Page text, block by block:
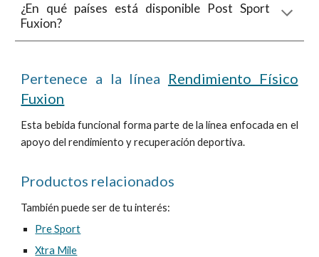
¿En qué países está disponible Post Sport
Fuxion?
Pertenece a la línea Rendimiento Físico
Fuxion
Esta bebida funcional forma parte de la línea enfocada en el
apoyo del rendimiento y recuperación deportiva.
Productos relacionados
También puede ser de tu interés:
PreSport
Xtra Mile